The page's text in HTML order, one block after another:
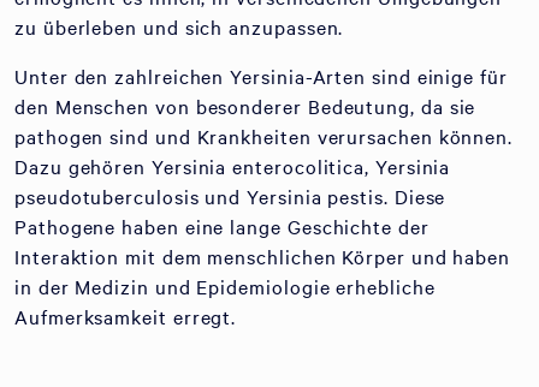
zu überleben und sich anzupassen.
Unter den zahlreichen Yersinia-Arten sind einige für
den Menschen von besonderer Bedeutung, da sie
pathogen sind und Krankheiten verursachen können.
Dazu gehören Yersinia enterocolitica, Yersinia
pseudotuberculosis und Yersinia pestis. Diese
Pathogene haben eine lange Geschichte der
Interaktion mit dem menschlichen Körper und haben
in der Medizin und Epidemiologie erhebliche
Aufmerksamkeit erregt.